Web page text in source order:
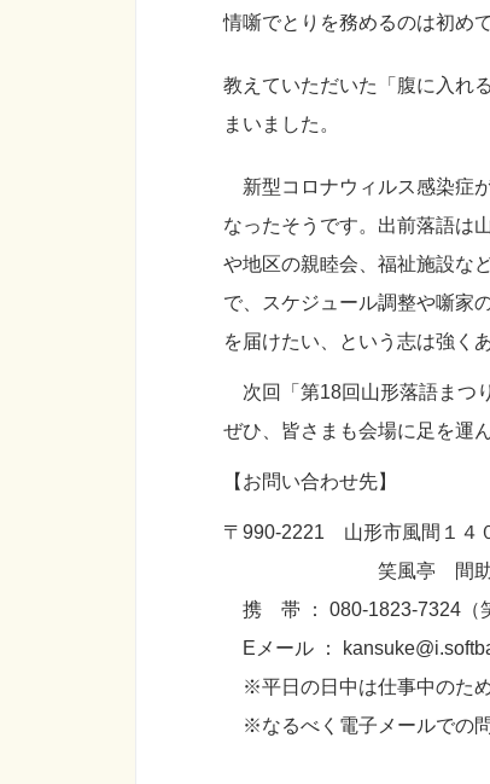
情噺でとりを務めるのは初め
教えていただいた「腹に入れ
まいました。
新型コロナウィルス感染症
なったそうです。出前落語は
や地区の親睦会、福祉施設な
で、スケジュール調整や噺家
を届けたい、という志は強く
次回「第18回山形落語まつ
ぜひ、皆さまも会場に足を運
【お問い合わせ先】
〒990-2221 山形市風間１４
笑風亭 間
携 帯 ： 080-1823-7324（
Eメール ：
※平日の日中は仕事中のため
※なるべく電子メールでの